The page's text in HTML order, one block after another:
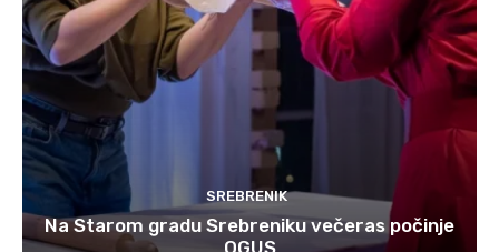
SREBRENIK
Na Starom gradu Srebreniku večeras počinje
OGUS